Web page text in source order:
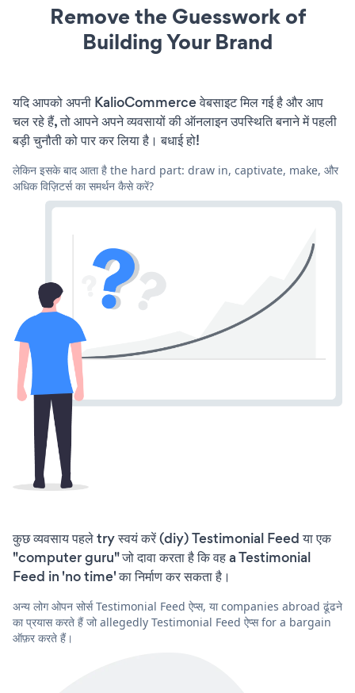
Remove the Guesswork of
Building Your Brand
यदि आपको अपनी KalioCommerce वेबसाइट मिल गई है और आप
चल रहे हैं, तो आपने अपने व्यवसायों की ऑनलाइन उपस्थिति बनाने में पहली
बड़ी चुनौती को पार कर लिया है। बधाई हो!
लेकिन इसके बाद आता है the hard part: draw in, captivate, make, और
अधिक विज़िटर्स का समर्थन कैसे करें?
कुछ व्यवसाय पहले try स्वयं करें (diy) Testimonial Feed या एक
"computer guru" जो दावा करता है कि वह a Testimonial
Feed in 'no time' का निर्माण कर सकता है।
अन्य लोग ओपन सोर्स Testimonial Feed ऐप्स, या companies abroad ढूंढने
का प्रयास करते हैं जो allegedly Testimonial Feed ऐप्स for a bargain
ऑफ़र करते हैं।